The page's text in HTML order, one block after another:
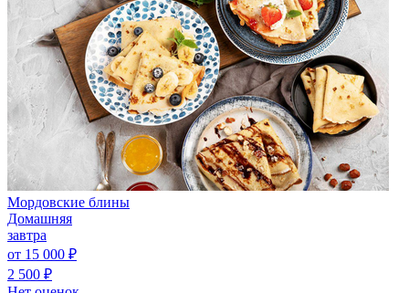
Мордовские блины
Домашняя
завтра
от 15 000 ₽
2 500 ₽